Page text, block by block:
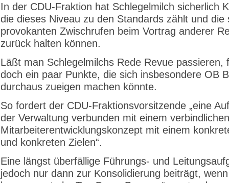
In der CDU-Fraktion hat Schlegelmilch sicherlich
die dieses Niveau zu den Standards zählt und die
provokanten Zwischrufen beim Vortrag anderer
zurück halten können.
Läßt man Schlegelmilchs Rede Revue passieren,
doch ein paar Punkte, die sich insbesondere OB
durchaus zueigen machen könnte.
So fordert der CDU-Fraktionsvorsitzende „eine
der Verwaltung verbunden mit einem verbindlichen
Mitarbeiterentwicklungskonzept mit einem
und konkreten Zielen“.
Eine längst überfällige Führungs- und
jedoch nur dann zur Konsolidierung beiträgt,